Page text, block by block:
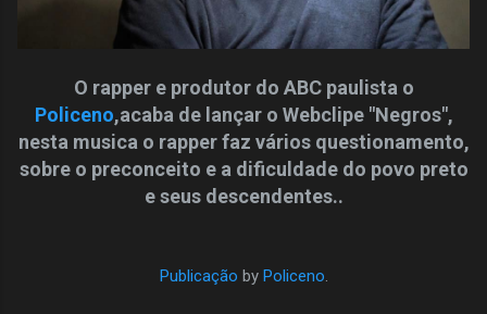
O rapper e produtor do ABC paulista o
Policeno,acaba de lançar o Webclipe "Negros",
nesta musica o rapper faz vários questionamento,
sobre o preconceito e a dificuldade do povo preto
e seus descendentes..
Publicação by Policeno.